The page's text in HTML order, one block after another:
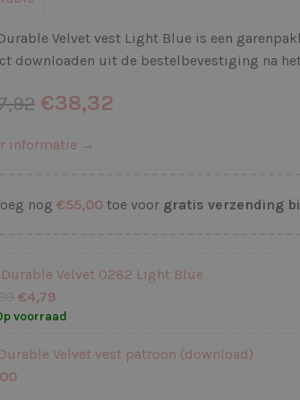
Velvet vest Light Blue is een
downloaden uit de bestelbevestiging na
€38,32
informatie →
nog €55,00toe voor gratis verzending
Durable Velvet 0282 Light Blue
€4,79
voorraad
Durable Velvet vest patroon (download)